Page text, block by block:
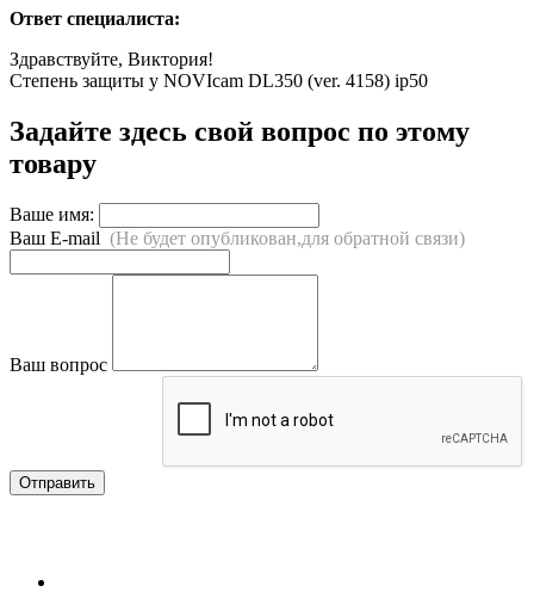
Ответ специалиста:
Здравствуйте, Виктория!
Степень защиты у NOVIcam DL350 (ver. 4158) ip50
Задайте здесь свой вопрос по этому
товару
Ваше имя:
Ваш E-mail (Не будет опубликован,для обратной связи)
Ваш вопрос
Отправить